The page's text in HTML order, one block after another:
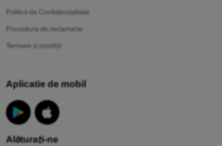
Politică de Confidențialitate
Procedura de reclamație
Termeni și condiții
Aplicatie de mobil
Alăturați-ne